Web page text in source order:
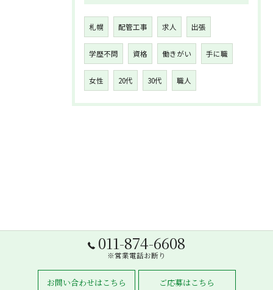
札幌 配管工事 求人 出張
学歴不問 資格 働きがい 手に職
女性 20代 30代 職人
011-874-6608
※営業電話お断り
お問い合わせはこちら ご応募はこちら